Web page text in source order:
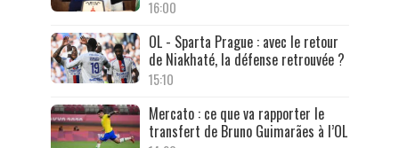
16:00
OL - Sparta Prague : avec le retour
de Niakhaté, la défense retrouvée ?
15:10
Mercato : ce que va rapporter le
transfert de Bruno Guimarães à l’OL